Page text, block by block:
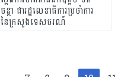
ចន្ថា ជារដ្ឋលេខាធិការប្រចាំការ
នៃក្រសួងទេសចរណ៍